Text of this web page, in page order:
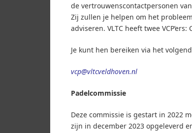
de vertrouwenscontactpersonen
Zij zullen je helpen om het
adviseren. VLTC heeft twee
Je kunt hen bereiken via het
vcp@vltcveldhoven.nl
Padelcommissie
Deze commissie is gestart in 2022
zijn in december 2023 opgeleverd